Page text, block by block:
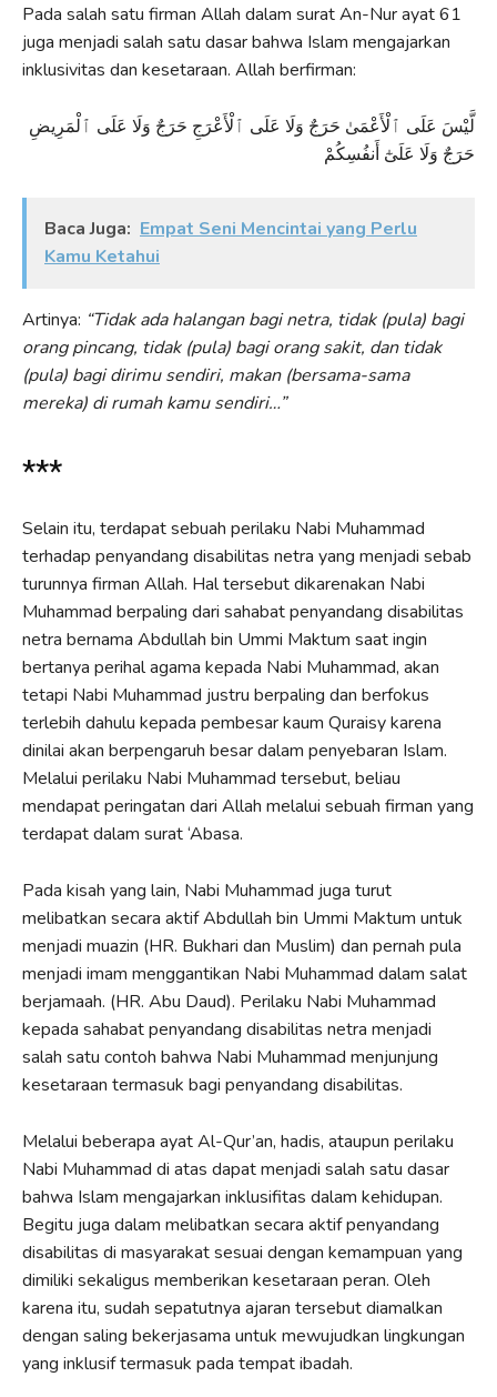
Pada salah satu firman Allah dalam surat An-Nur ayat 61
juga menjadi salah satu dasar bahwa Islam mengajarkan
inklusivitas dan kesetaraan. Allah berfirman:
لَّيْسَ عَلَى ٱلْأَعْمَىٰ حَرَجٌ وَلَا عَلَى ٱلْأَعْرَجِ حَرَجٌ وَلَا عَلَى ٱلْمَرِيضِ
حَرَجٌ وَلَا عَلَىٰٓ أَنفُسِكُمْ
Baca Juga: Empat Seni Mencintai yang Perlu
Kamu Ketahui
Artinya: “Tidak ada halangan bagi netra, tidak (pula) bagi
orang pincang, tidak (pula) bagi orang sakit, dan tidak
(pula) bagi dirimu sendiri, makan (bersama-sama
mereka) di rumah kamu sendiri…”
***
Selain itu, terdapat sebuah perilaku Nabi Muhammad
terhadap penyandang disabilitas netra yang menjadi sebab
turunnya firman Allah. Hal tersebut dikarenakan Nabi
Muhammad berpaling dari sahabat penyandang disabilitas
netra bernama Abdullah bin Ummi Maktum saat ingin
bertanya perihal agama kepada Nabi Muhammad, akan
tetapi Nabi Muhammad justru berpaling dan berfokus
terlebih dahulu kepada pembesar kaum Quraisy karena
dinilai akan berpengaruh besar dalam penyebaran Islam.
Melalui perilaku Nabi Muhammad tersebut, beliau
mendapat peringatan dari Allah melalui sebuah firman yang
terdapat dalam surat ‘Abasa.
Pada kisah yang lain, Nabi Muhammad juga turut
melibatkan secara aktif Abdullah bin Ummi Maktum untuk
menjadi muazin (HR. Bukhari dan Muslim) dan pernah pula
menjadi imam menggantikan Nabi Muhammad dalam salat
berjamaah. (HR. Abu Daud). Perilaku Nabi Muhammad
kepada sahabat penyandang disabilitas netra menjadi
salah satu contoh bahwa Nabi Muhammad menjunjung
kesetaraan termasuk bagi penyandang disabilitas.
Melalui beberapa ayat Al-Qur’an, hadis, ataupun perilaku
Nabi Muhammad di atas dapat menjadi salah satu dasar
bahwa Islam mengajarkan inklusifitas dalam kehidupan.
Begitu juga dalam melibatkan secara aktif penyandang
disabilitas di masyarakat sesuai dengan kemampuan yang
dimiliki sekaligus memberikan kesetaraan peran. Oleh
karena itu, sudah sepatutnya ajaran tersebut diamalkan
dengan saling bekerjasama untuk mewujudkan lingkungan
yang inklusif termasuk pada tempat ibadah.